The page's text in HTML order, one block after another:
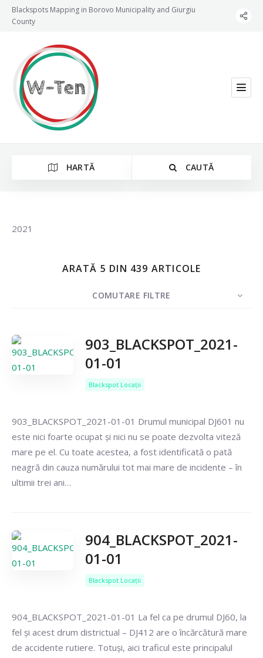
Blackspots Mapping in Borovo Municipality and Giurgiu
County
HARTĂ CAUTĂ
Caută
2021
ARATĂ 5 DIN 439 ARTICOLE
COMUTARE FILTRE
CONTOR
903_BLACKSPOT_2021-
01-01
Blackspot Locații
903_BLACKSPOT_2021-01-01 Drumul municipal DJ601 nu
este nici foarte ocupat și nici nu se poate dezvolta viteză
mare pe el. Cu toate acestea, a fost identificată o pată
neagră din cauza numărului tot mai mare de incidente – în
ultimii trei ani…
904_BLACKSPOT_2021-
01-01
Blackspot Locații
904_BLACKSPOT_2021-01-01 La fel ca pe drumul DJ60, la
fel și acest drum districtual – DJ412 are o încărcătură mare
de accidente rutiere. Totuși, aici traficul este principalul